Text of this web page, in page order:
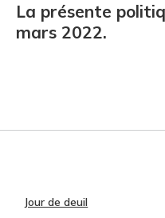
La présente
mars 2022.
Jour de deuil